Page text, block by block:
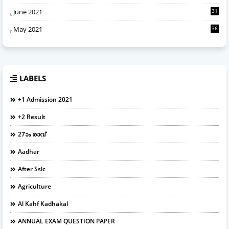
June 2021 31
May 2021 36
LABELS
+1 Admission 2021
+2 Result
27ാം രാവ്
Aadhar
After Sslc
Agriculture
Al Kahf Kadhakal
ANNUAL EXAM QUESTION PAPER